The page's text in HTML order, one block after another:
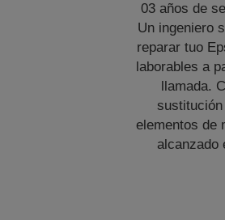
03 años de
Un ingeniero
reparar tuo
laborables a
llamada.
elementos de
alcanzado